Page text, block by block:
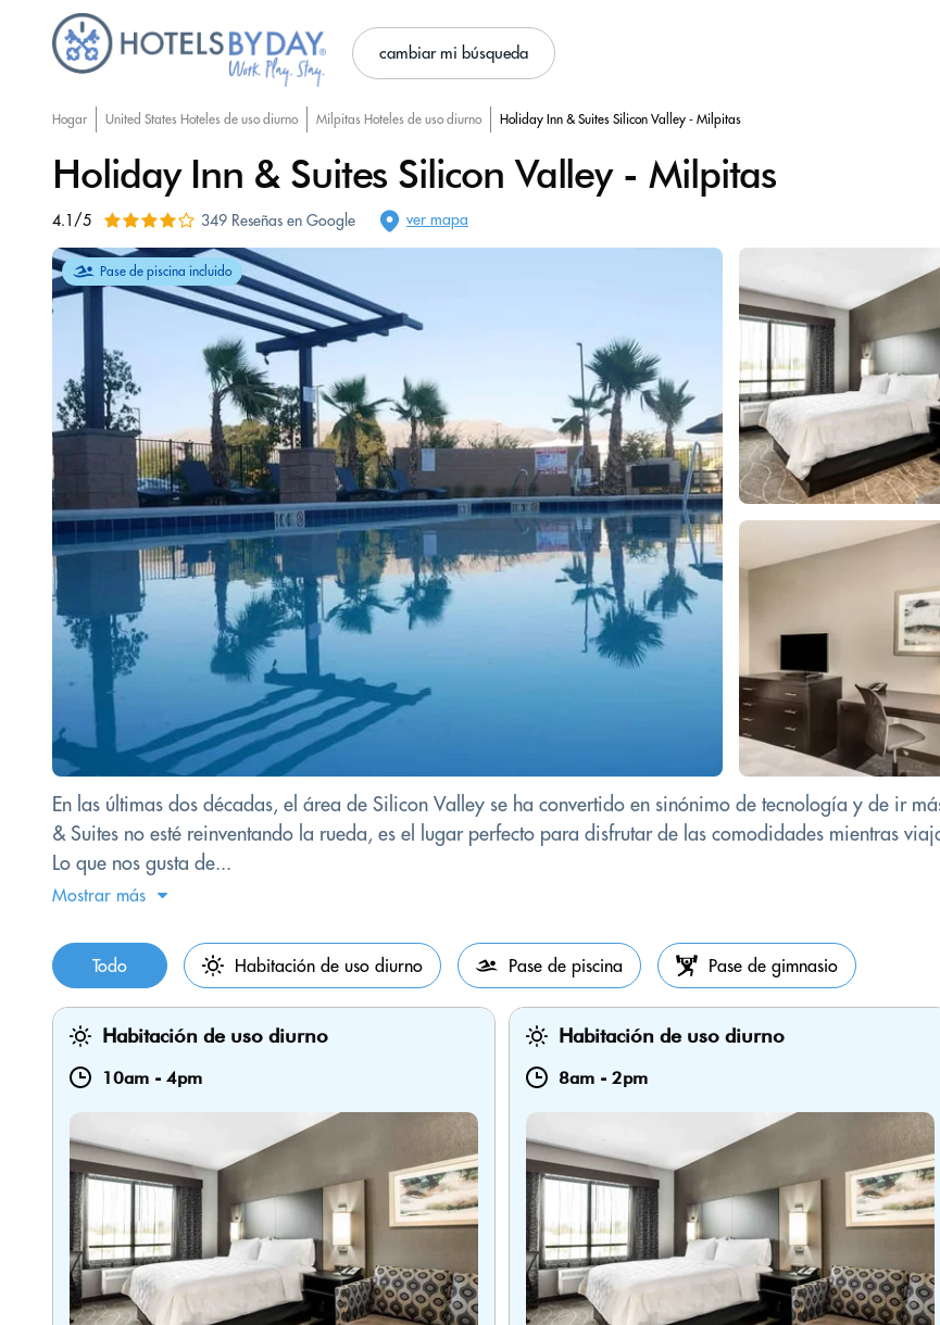
cambiar mi búsqueda
Hogar United States Hoteles de uso diurno Milpitas Hoteles de uso diurno Holiday Inn & Suites Silicon Valley - Milpitas
Holiday Inn & Suites Silicon Valley - Milpitas
4.1/5 349 Reseñas en Google ver mapa
Pase de piscina incluido
En las últimas dos décadas, el área de Silicon Valley se ha convertido en sinónimo de tecnología y de ir
& Suites no esté reinventando la rueda, es el lugar perfecto para disfrutar de las comodidades mientras
Lo que nos gusta de...
Mostrar más
Todo Habitación de uso diurno Pase de piscina Pase de gimnasio
Habitación de uso diurno
10am - 4pm
Habitación de uso diurno
8am - 2pm